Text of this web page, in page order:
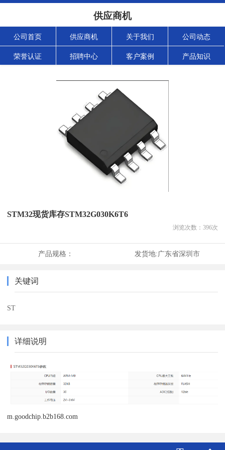
供应商机
公司首页 供应商机 关于我们 公司动态
荣誉认证 招聘中心 客户案例 产品知识
STM32现货库存STM32G030K6T6
浏览次数： 396次
产品规格： 发货地:广东省深圳市
关键词
ST
详细说明
m.goodchip.b2b168.com